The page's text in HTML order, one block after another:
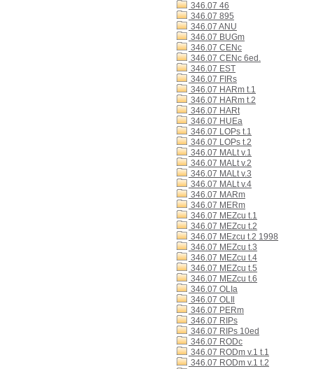
346.07 46
346.07 895
346.07 ANU
346.07 BUGm
346.07 CENc
346.07 CENc 6ed.
346.07 EST
346.07 FIRs
346.07 HARm t.1
346.07 HARm t.2
346.07 HARt
346.07 HUEa
346.07 LOPs t.1
346.07 LOPs t.2
346.07 MALt v.1
346.07 MALt v.2
346.07 MALt v.3
346.07 MALt v.4
346.07 MARm
346.07 MERm
346.07 MEZcu t.1
346.07 MEZcu t.2
346.07 MEzcu t.2 1998
346.07 MEZcu t.3
346.07 MEZcu t.4
346.07 MEZcu t.5
346.07 MEZcu t.6
346.07 OLIa
346.07 OLIl
346.07 PERm
346.07 RIPs
346.07 RIPs 10ed
346.07 RODc
346.07 RODm v.1 t.1
346.07 RODm v.1 t.2